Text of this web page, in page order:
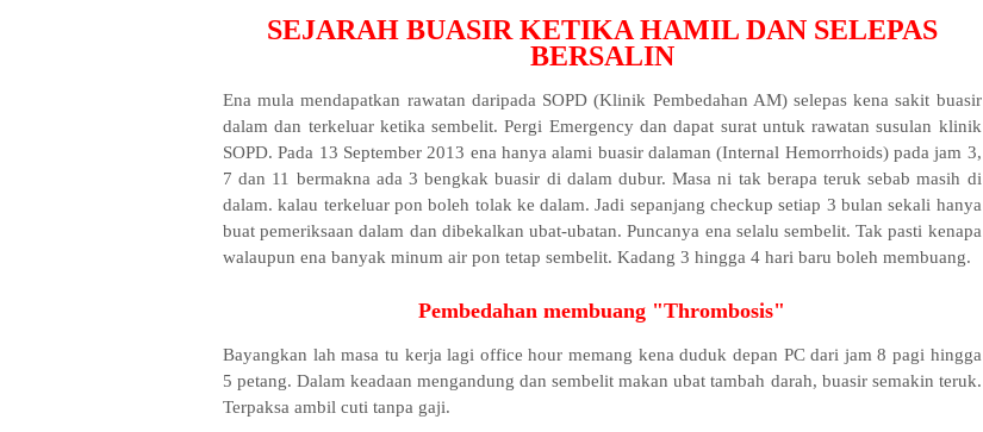
SEJARAH BUASIR KETIKA HAMIL DAN SELEPAS
BERSALIN
Ena mula mendapatkan rawatan daripada SOPD (Klinik Pembedahan AM) selepas kena sakit buasir
dalam dan terkeluar ketika sembelit. Pergi Emergency dan dapat surat untuk rawatan susulan klinik
SOPD. Pada 13 September 2013 ena hanya alami buasir dalaman (Internal Hemorrhoids) pada jam 3,
7 dan 11 bermakna ada 3 bengkak buasir di dalam dubur. Masa ni tak berapa teruk sebab masih di
dalam. kalau terkeluar pon boleh tolak ke dalam. Jadi sepanjang checkup setiap 3 bulan sekali hanya
buat pemeriksaan dalam dan dibekalkan ubat-ubatan. Puncanya ena selalu sembelit. Tak pasti kenapa
walaupun ena banyak minum air pon tetap sembelit. Kadang 3 hingga 4 hari baru boleh membuang.
Pembedahan membuang "Thrombosis"
Bayangkan lah masa tu kerja lagi office hour memang kena duduk depan PC dari jam 8 pagi hingga
5 petang. Dalam keadaan mengandung dan sembelit makan ubat tambah darah, buasir semakin teruk.
Terpaksa ambil cuti tanpa gaji.